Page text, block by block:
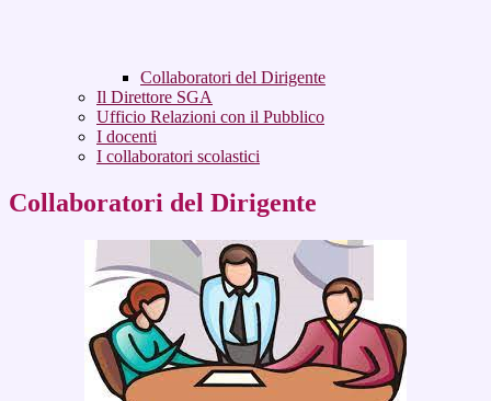
Collaboratori del Dirigente
Il Direttore SGA
Ufficio Relazioni con il Pubblico
I docenti
I collaboratori scolastici
Collaboratori del Dirigente